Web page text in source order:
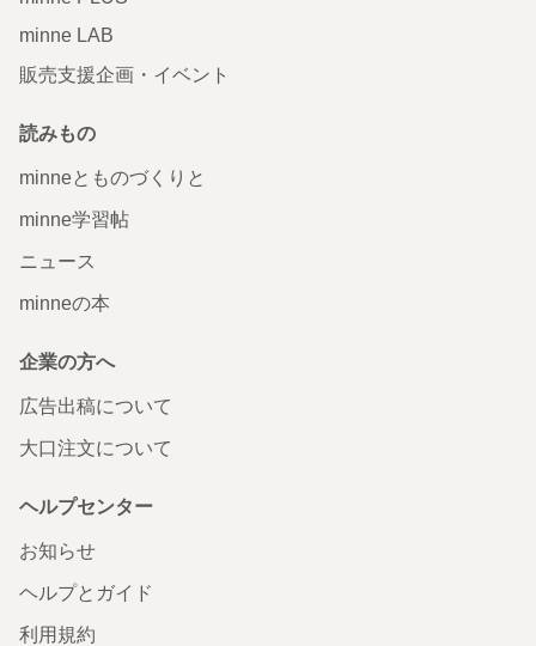
minne LAB
販売支援企画・イベント
読みもの
minneとものづくりと
minne学習帖
ニュース
minneの本
企業の方へ
広告出稿について
大口注文について
ヘルプセンター
お知らせ
ヘルプとガイド
利用規約